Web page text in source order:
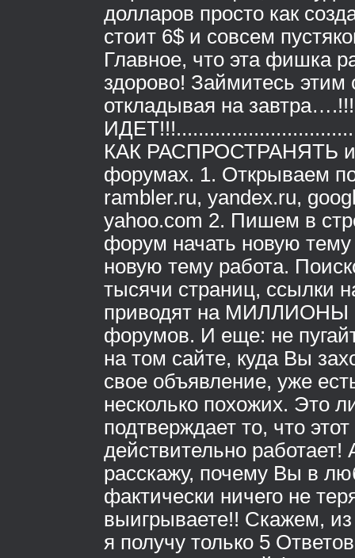
долларов просто как
стоит 6$ и совсем
Главное, что эта фишка
здорово! Займитесь этим
откладывая на
КАК РАСПРОСТРАНЯТЬ
форумах. 1. Открываем
rambler.ru, yandex.ru,
yahoo.com 2. Пишем в
форум начать новую
новую тему работа.
тысячи страниц, ссылки
приводят на МИЛЛИОНЫ
форумов. И еще: не
на том сайте, куда Вы
свое объявление, уже
несколько похожих. Это
подтверждает то, что
действительно
расскажу, почему Вы в
фактически ничего не
выигрываете!! Скажем,
я получу только 5